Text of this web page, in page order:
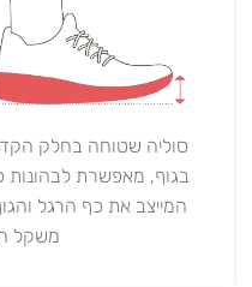
סוליה שטוחה בחלק
בגוף, מאפשרת לבהונות
המייצב את כף הרגל
משקל